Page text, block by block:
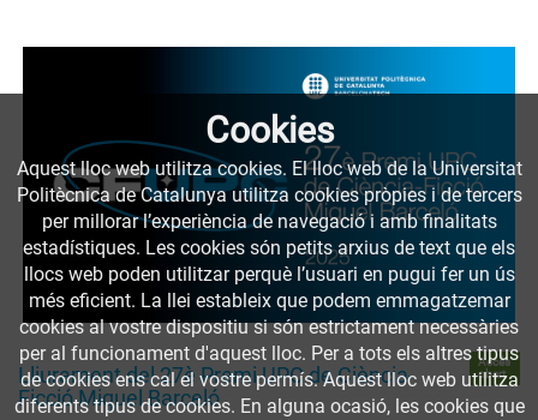
Lliurament del 27è Premi UPC de Ciència-
Ficció Miquel Barceló
Accés
obert
Cookies
Aquest lloc web utilitza cookies. El lloc web de la Universitat
Politècnica de Catalunya utilitza cookies pròpies i de tercers
per millorar l’experiència de navegació i amb finalitats
estadístiques. Les cookies són petits arxius de text que els
llocs web poden utilitzar perquè l’usuari en pugui fer un ús
més eficient. La llei estableix que podem emmagatzemar
cookies al vostre dispositiu si són estrictament necessàries
per al funcionament d'aquest lloc. Per a tots els altres tipus
de cookies ens cal el vostre permís. Aquest lloc web utilitza
diferents tipus de cookies. En alguna ocasió, les cookies que